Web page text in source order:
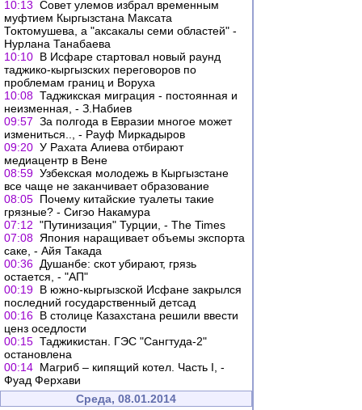
10:13 Совет улемов избрал временным
муфтием Кыргызстана Максата
Токтомушева, а "аксакалы семи областей" -
Нурлана Танабаева
10:10 В Исфаре стартовал новый раунд
таджико-кыргызских переговоров по
проблемам границ и Воруха
10:08 Таджикская миграция - постоянная и
неизменная, - З.Набиев
09:57 За полгода в Евразии многое может
измениться.., - Рауф Миркадыров
09:20 У Рахата Алиева отбирают
медиацентр в Вене
08:59 Узбекская молодежь в Кыргызстане
все чаще не заканчивает образование
08:05 Почему китайские туалеты такие
грязные? - Сигэо Накамура
07:12 "Путинизация" Турции, - The Times
07:08 Япония наращивает объемы экспорта
саке, - Айя Такада
00:36 Душанбе: скот убирают, грязь
остается, - "АП"
00:19 В южно-кыргызской Исфане закрылся
последний государственный детсад
00:16 В столице Казахстана решили ввести
ценз оседлости
00:15 Таджикистан. ГЭС "Сангтуда-2"
остановлена
00:14 Магриб – кипящий котел. Часть I, -
Фуад Ферхави
Среда, 08.01.2014